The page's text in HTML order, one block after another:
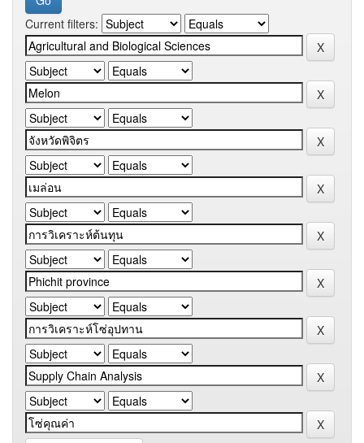
Current filters: